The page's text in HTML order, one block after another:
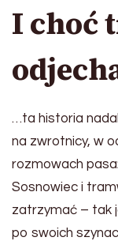
I choć
…ta historia nadal
na zwrotnicy, w
rozmowach
Sosnowiec i
zatrzymać – tak
po swoich